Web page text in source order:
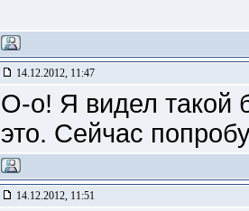
14.12.2012, 11:47
О-о! Я видел такой
это. Сейчас
14.12.2012, 11:51